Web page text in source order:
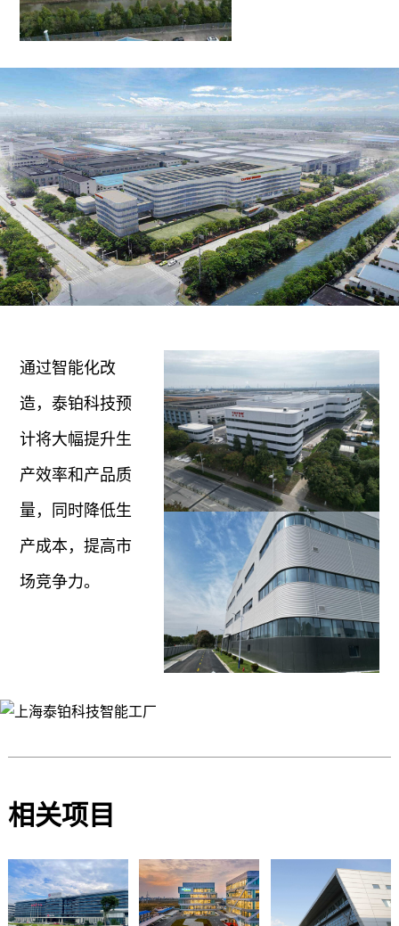
通过智能化改
造，泰铂科技预
计将大幅提升生
产效率和产品质
量，同时降低生
产成本，提高市
场竞争力。
相关项目